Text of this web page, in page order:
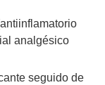
analgésico
seguido de